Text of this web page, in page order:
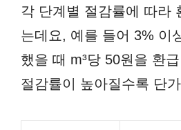
각 단계별 절감률에 따라
는데요, 예를 들어 3% 이
했을 때 m³당 50원을 환
절감률이 높아질수록 단